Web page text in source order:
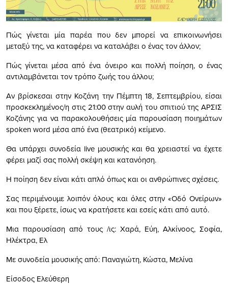
Πώς γίνεται μία παρέα που δεν μπορεί να επικοινωνήσει
μεταξύ της, να καταφέρει να καταλάβει ο ένας τον άλλον;
Πώς γίνεται μέσα από ένα όνειρο και πολλή ποίηση, ο ένας
αντιλαμβάνεται τον τρόπο ζωής του άλλου;
Αν βρίσκεσαι στην Κοζάνη την Πέμπτη 18, Σεπτεμβρίου, είσαι
προσκεκλημένος/η στις 21:00 στην αυλή του σπιτιού της ΑΡΣΙΣ
Κοζάνης για να παρακολουθήσεις μία παρουσίαση ποιημάτων
spoken word μέσα από ένα (θεατρικό) κείμενο.
Θα υπάρχει συνοδεία live μουσικής και θα χρειαστεί να έχετε
φέρει μαζί σας πολλή σκέψη και κατανόηση.
Η ποίηση δεν είναι κάτι απλό όπως και οι ανθρώπινες σχέσεις.
Σας περιμένουμε λοιπόν όλους και όλες στην «Οδό Ονείρων»
και που ξέρετε, ίσως να κρατήσετε και εσείς κάτι από αυτό.
Μια παρουσίαση από τους /ις: Χαρά, Εύη, Αλκίνοος, Σοφία,
Ηλέκτρα, Ελ
Με συνοδεία μουσικής από: Παναγιώτη, Κώστα, Μελίνα
Είσοδος Ελεύθερη